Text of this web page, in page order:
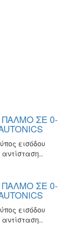
ΣΕ 0-
εισόδου
ΣΕ 0-
εισόδου